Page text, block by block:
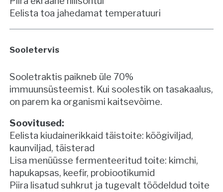
Eelista toa jahedamat temperatuuri
Sooletervis
Sooletraktis paikneb üle 70%
immuunsüsteemist. Kui soolestik on tasakaalus,
on parem ka organismi kaitsevõime.
Soovitused:
Eelista kiudainerikkaid täistoite: köögiviljad,
kaunviljad, täisterad
Lisa menüüsse fermenteeritud toite: kimchi,
hapukapsas, keefir, probiootikumid
Piira lisatud suhkrut ja tugevalt töödeldud toite